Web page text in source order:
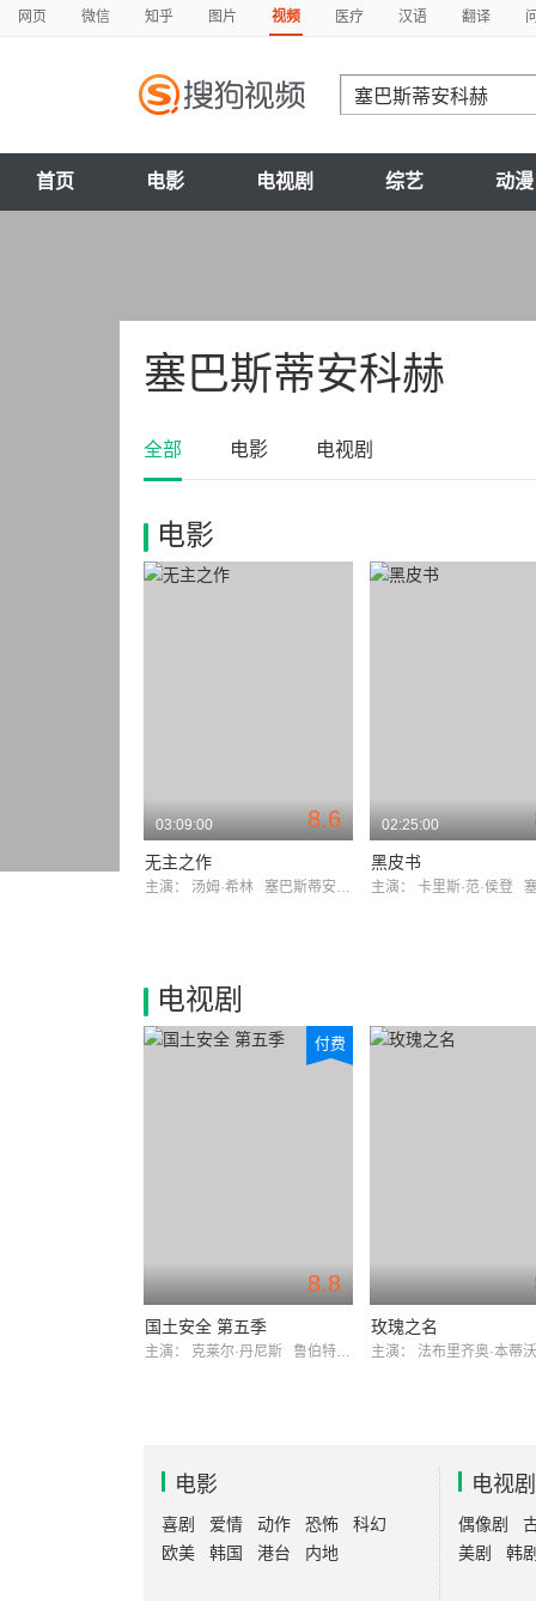
网页 微信 知乎 图片 视频 医疗 汉语 翻译
首页 电影 电视剧 综艺 动漫
塞巴斯蒂安科赫
全部 电影 电视剧
电影
8.6
03:09:00
无主之作
主演： 汤姆·希林 塞巴斯蒂安·科赫
02:25:00
黑皮书
主演： 卡里斯·范·侯登 塞巴
电视剧
8.8
付费
国土安全 第五季
主演： 克莱尔·丹尼斯 鲁伯特·弗兰德
玫瑰之名
主演： 法布里齐奥·本蒂沃
电影
喜剧 爱情 动作 恐怖
科幻
欧美
韩国 港台 内地
电视剧
偶像剧
美剧
韩